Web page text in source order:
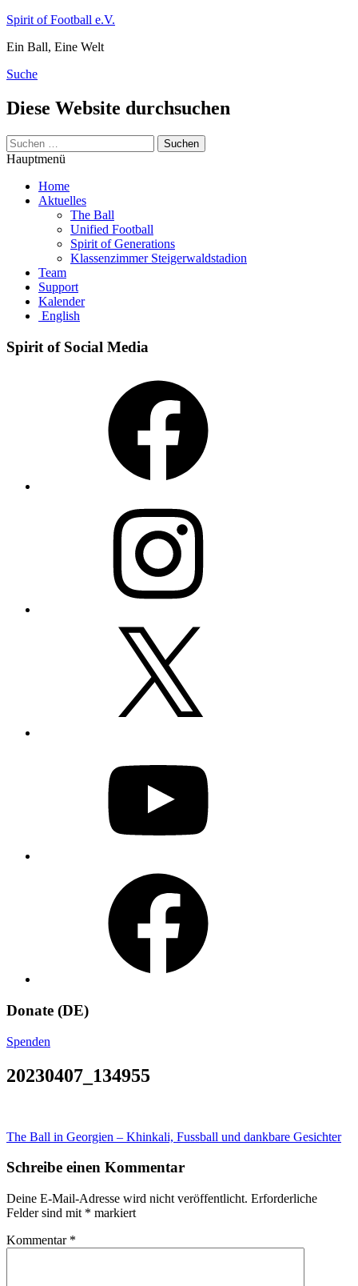
Zum
springen
Spirit of Football e.V.
Ein Ball, Eine Welt
Suche
Diese Website durchsuchen
Suchen
nach:
Hauptmenü
Home
Aktuelles
The Ball
Unified Football
Spirit of Generations
Klassenzimmer Steigerwaldstadion
Team
Support
Kalender
English
Spirit of Social Media
Donate (DE)
Spenden
20230407_134955
Beitragsnavigation
The Ball in Georgien – Khinkali, Fussball und dankbare Gesichter
Schreibe einen Kommentar
Deine E-Mail-Adresse wird nicht veröffentlicht. Erforderliche
Felder sind mit * markiert
Kommentar *